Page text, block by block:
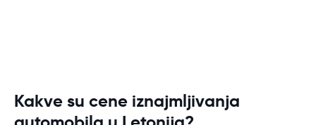
Kakve su cene iznajmljivanja